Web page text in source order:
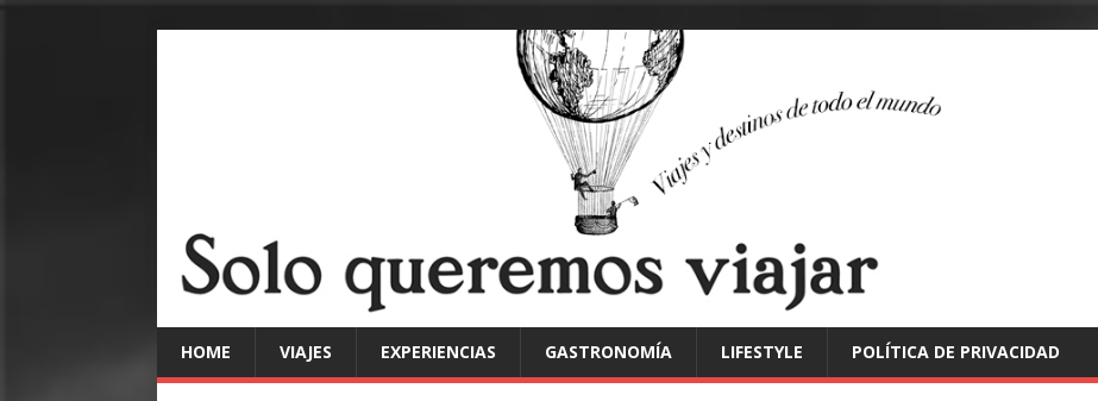
HOME VIAJES EXPERIENCIAS GASTRONOMÍA LIFESTYLE POLÍTICA DE PRIVACIDAD